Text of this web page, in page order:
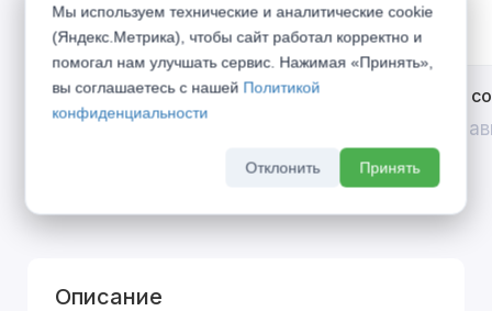
Открой двери выгоде. Дополнительная
скидка 10% на межкомнатные двери при
Divilux
До 31
Описание
Мы используем технические и аналитические cookie
(Яндекс.Метрика), чтобы сайт работал корректно и
помогал нам улучшать сервис. Нажимая «Принять»,
вы соглашаетесь с нашей Политикой
конфиденциальности
Отклонить Принять